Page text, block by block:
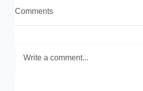
Comments
Write a comment...